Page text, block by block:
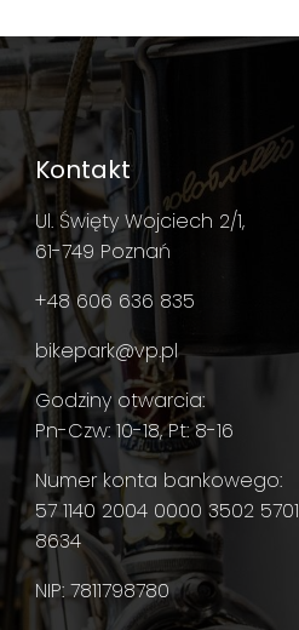
Kontakt
Ul. Święty Wojciech 2/1,
61-749 Poznań
+48 606 636 835
bikepark@vp.pl
Godziny otwarcia:
Pn-Czw: 10-18, Pt: 8-16
Numer konta bankowego:
57 1140 2004 0000 3502 5701
8634
NIP: 7811798780